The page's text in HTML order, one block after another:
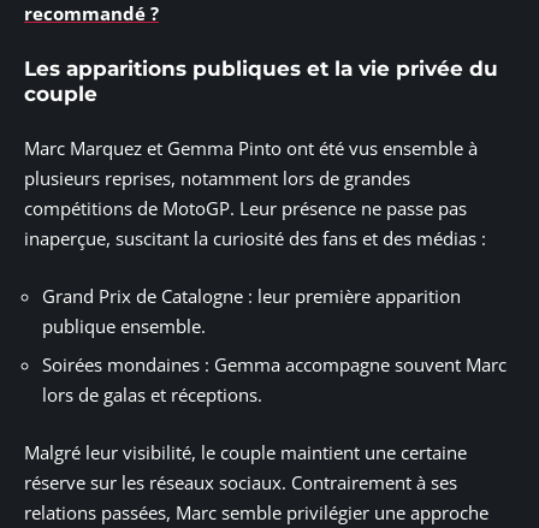
recommandé ?
Les apparitions publiques et la vie privée du
couple
Marc Marquez et Gemma Pinto ont été vus ensemble à
plusieurs reprises, notamment lors de grandes
compétitions de MotoGP. Leur présence ne passe pas
inaperçue, suscitant la curiosité des fans et des médias :
Grand Prix de Catalogne : leur première apparition
publique ensemble.
Soirées mondaines : Gemma accompagne souvent Marc
lors de galas et réceptions.
Malgré leur visibilité, le couple maintient une certaine
réserve sur les réseaux sociaux. Contrairement à ses
relations passées, Marc semble privilégier une approche